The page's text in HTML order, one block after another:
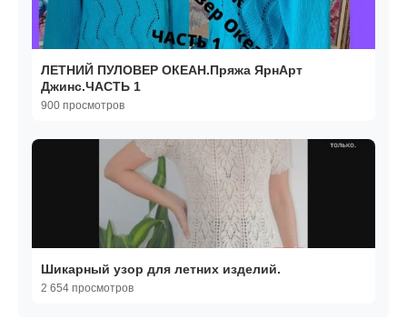
ЛЕТНИЙ ПУЛОВЕР ОКЕАН.Пряжа ЯрнАрт
Джинс.ЧАСТЬ 1
900 просмотров
Шикарный узор для летних изделий.
2 654 просмотров